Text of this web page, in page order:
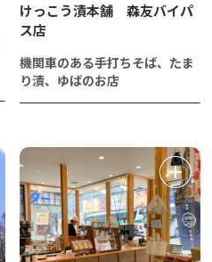
けっこう漬本舗 森友バイパ
ス店
機関車のある手打ちそば、たま
り漬、ゆばのお店